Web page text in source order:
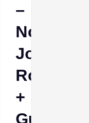
–
Novo
Jogo
Roblox
+
Guia